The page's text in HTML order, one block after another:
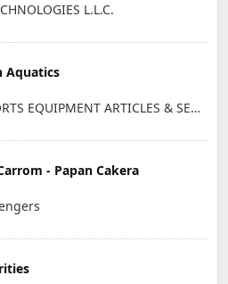
L.L.C.
Aquatics
EAST SPORTS EQUIPMENT ARTICLES & SERVICES L.L.C
- Papan Cakera